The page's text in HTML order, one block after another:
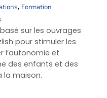
, Formation
sur les ouvrages
pour stimuler les
l’autonomie et
des enfants et des
la maison.